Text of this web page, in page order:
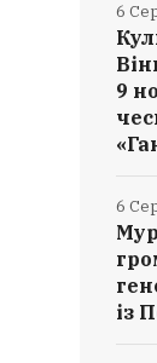
9
6
із
6